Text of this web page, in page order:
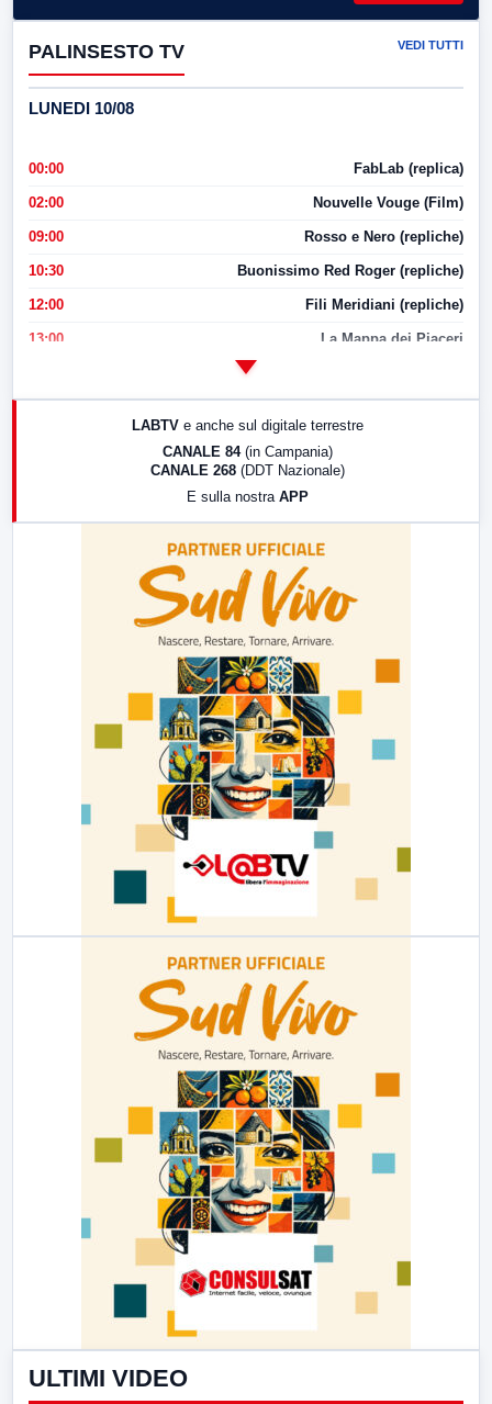
PALINSESTO TV VEDI TUTTI
LUNEDI 10/08
00:00 FabLab (replica)
02:00 Nouvelle Vouge (Film)
09:00 Rosso e Nero (repliche)
10:30 Buonissimo Red Roger (repliche)
12:00 Fili Meridiani (repliche)
13:00 La Mappa dei Piaceri
LABTV e anche sul digitale terrestre
CANALE 84 (in Campania)
CANALE 268 (DDT Nazionale)
E sulla nostra APP
ULTIMI VIDEO